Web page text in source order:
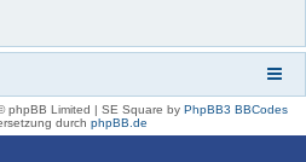
phpBB Limited | SE Square by PhpBB3 BBCodes
durch phpBB.de